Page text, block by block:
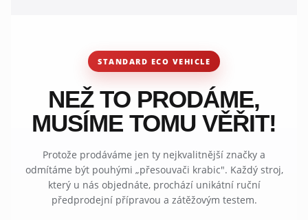
STANDARD ECO VEHICLE
NEŽ TO PRODÁME,
MUSÍME TOMU VĚŘIT!
Protože prodáváme jen ty nejkvalitnější značky a
odmítáme být pouhými „přesouvači krabic". Každý stroj,
který u nás objednáte, prochází unikátní ruční
předprodejní přípravou a zátěžovým testem.